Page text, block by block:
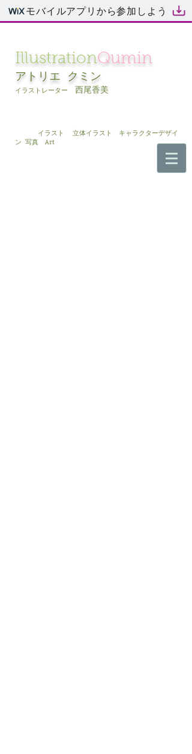
モバイルアプリから参加しよう
IllustrationQumin
アトリエ クミン
イラストレーター 西尾香美
イラスト 立体イラスト キャラクターデザイ
ン 写真 Art